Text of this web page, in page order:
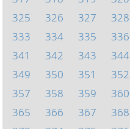
325
326 327 328
333
334 335 336
341
342 343 344
349
350 351 352
357
358 359 360
365
366 367 368